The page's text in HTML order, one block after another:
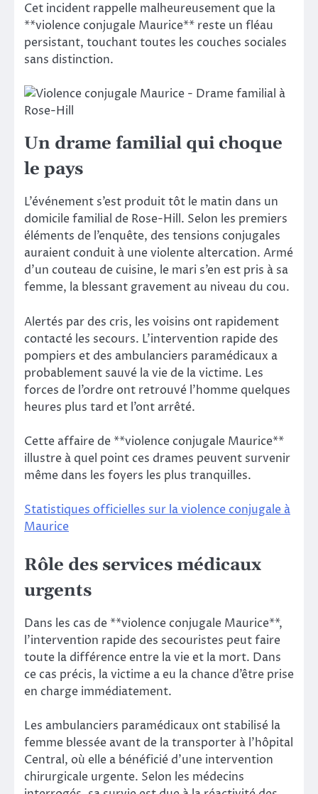
Cet incident rappelle malheureusement que la
**violence conjugale Maurice** reste un fléau
persistant, touchant toutes les couches sociales
sans distinction.
Un drame familial qui choque
le pays
L’événement s’est produit tôt le matin dans un
domicile familial de Rose-Hill. Selon les premiers
éléments de l’enquête, des tensions conjugales
auraient conduit à une violente altercation. Armé
d’un couteau de cuisine, le mari s’en est pris à sa
femme, la blessant gravement au niveau du cou.
Alertés par des cris, les voisins ont rapidement
contacté les secours. L’intervention rapide des
pompiers et des ambulanciers paramédicaux a
probablement sauvé la vie de la victime. Les
forces de l’ordre ont retrouvé l’homme quelques
heures plus tard et l’ont arrêté.
Cette affaire de **violence conjugale Maurice**
illustre à quel point ces drames peuvent survenir
même dans les foyers les plus tranquilles.
Statistiques officielles sur la violence conjugale à
Maurice
Rôle des services médicaux
urgents
Dans les cas de **violence conjugale Maurice**,
l’intervention rapide des secouristes peut faire
toute la différence entre la vie et la mort. Dans
ce cas précis, la victime a eu la chance d’être prise
en charge immédiatement.
Les ambulanciers paramédicaux ont stabilisé la
femme blessée avant de la transporter à l’hôpital
Central, où elle a bénéficié d’une intervention
chirurgicale urgente. Selon les médecins